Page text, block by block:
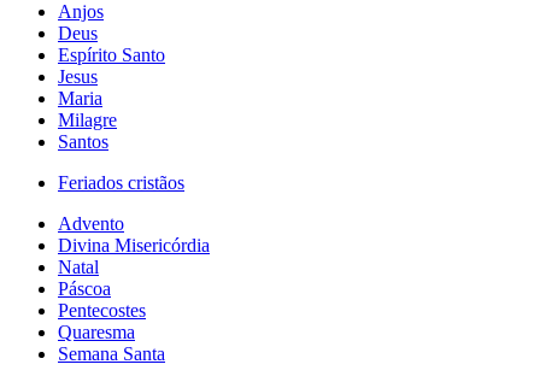
Anjos
Deus
Espírito Santo
Jesus
Maria
Milagre
Santos
Feriados cristãos
Advento
Divina Misericórdia
Natal
Páscoa
Pentecostes
Quaresma
Semana Santa